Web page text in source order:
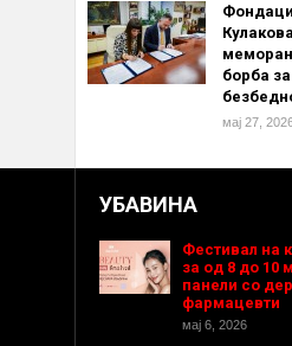
борба
мај 27,
УБАВИНА
Фестивал на
за од 8 до 10
панели со
фармацевти
мај 6, 2026